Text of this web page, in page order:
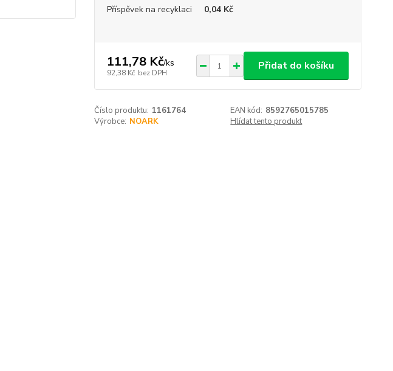
Příspěvek na recyklaci
0,04 Kč
111,78 Kč/ks
92,38 Kč bez DPH
Přidat do košíku
Číslo produktu: 1161764 EAN kód: 8592765015785
Výrobce: NOARK Hlídat tento produkt